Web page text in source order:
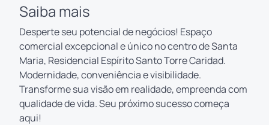
Saiba mais
Desperte seu potencial de negócios! Espaço
comercial excepcional e único no centro de Santa
Maria, Residencial Espírito Santo Torre Caridad.
Modernidade, conveniência e visibilidade.
Transforme sua visão em realidade, empreenda com
qualidade de vida. Seu próximo sucesso começa
aqui!